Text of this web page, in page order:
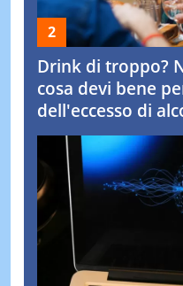
Drink di troppo?
cosa devi bene
dell'eccesso di